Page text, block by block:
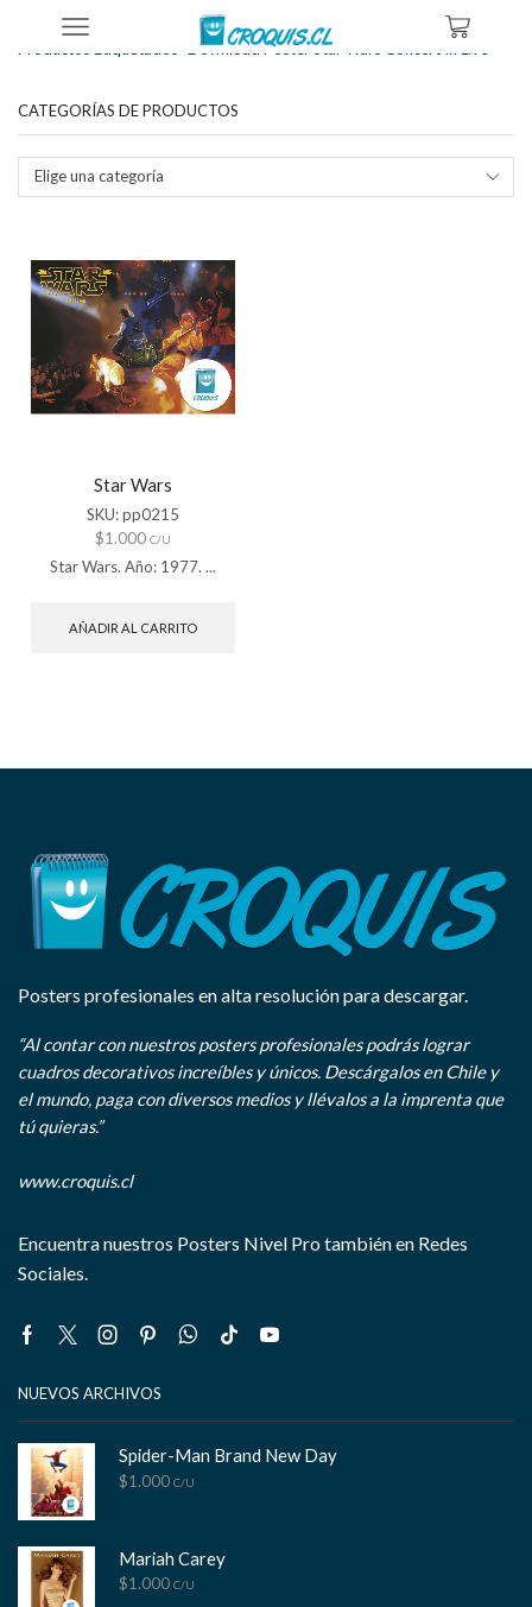
Tienda
Productos Etiquetados “download Poster Star Wars Concert In Live”
CATEGORÍAS DE PRODUCTOS
Elige una categoría
Star Wars
SKU:pp0215
$1.000 C/U
Star Wars. Año: 1977. ...
AÑADIR AL CARRITO
Posters profesionales en alta resolución para descargar.
“Al contar con nuestros posters profesionales podrás lograr
cuadros decorativos increíbles y únicos. Descárgalos en Chile y
el mundo, paga con diversos medios y llévalos a la imprenta que
tú quieras.”
www.croquis.cl
Encuentra nuestros Posters Nivel Pro también en Redes
Sociales.
Facebook
TwitterInstagram
PinterestWhatsapp
Tik- Youtube
NUEVOS ARCHIVOS
Spider-Man Brand New Day
$1.000 C/U
Mariah Carey
$1.000 C/U